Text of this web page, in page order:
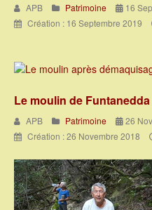
APB Patrimoine
16
Création : 16 Septembre 2019
Le moulin de
APB Patrimoine
26
Création : 26 Novembre 2018